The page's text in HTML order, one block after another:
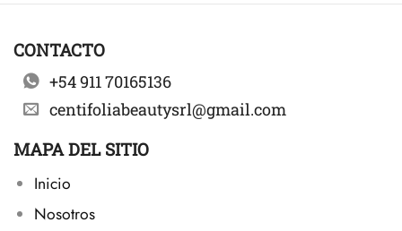
CONTACTO
+54 911 70165136
centifoliabeautysrl@gmail.com
MAPA DEL SITIO
Inicio
Nosotros